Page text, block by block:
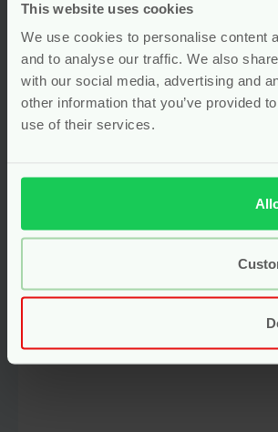
This website uses cookies
We use cookies to personalise content
and to analyse our traffic. We also
with our social media, advertising and
other information that you’ve provided
use of their services.
met Biologische Hoes
Gewaardeerd5.00uit 5
(1)
Voor26.99
Bekijken